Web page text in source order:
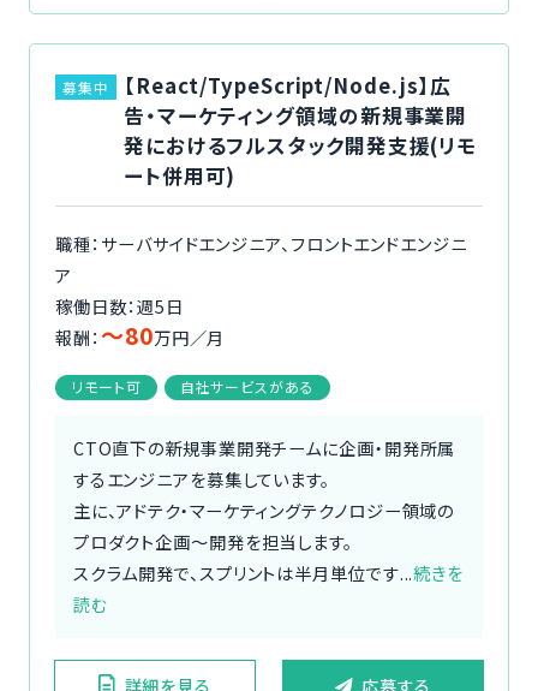
募集中
【React/TypeScript/Node.js】広
告・マーケティング領域の新規事業開
発におけるフルスタック開発支援(リモ
ート併用可)
職種：サーバサイドエンジニア、フロントエンドエンジニ
ア
稼働日数：週5日
報酬： 〜80万円／月
リモート可 自社サービスがある
CTO直下の新規事業開発チームに企画・開発所属
するエンジニアを募集しています。
主に、アドテク・マーケティングテクノロジー領域の
プロダクト企画〜開発を担当します。
スクラム開発で、スプリントは半月単位です...続きを
読む
詳細を見る 応募する